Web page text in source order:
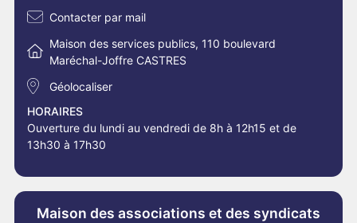
Contacter par mail
Maison des services publics, 110 boulevard
Maréchal-Joffre CASTRES
Géolocaliser
HORAIRES
Ouverture du lundi au vendredi de 8h à 12h15 et de
13h30 à 17h30
Maison des associations et des syndicats